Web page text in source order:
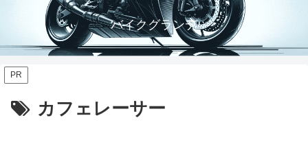
バイクグランデ
PR
カフェレーサー